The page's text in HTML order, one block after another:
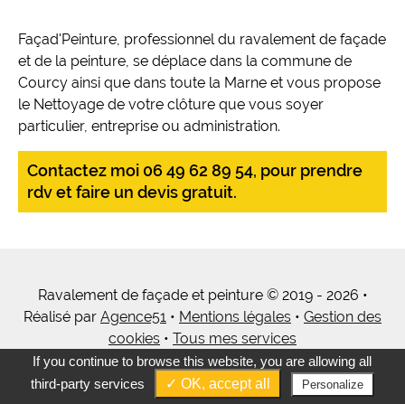
Façad'Peinture, professionnel du ravalement de façade
et de la peinture, se déplace dans la commune de
Courcy ainsi que dans toute la Marne et vous propose
le Nettoyage de votre clôture que vous soyer
particulier, entreprise ou administration.
Contactez moi 06 49 62 89 54, pour prendre
rdv et faire un devis gratuit.
Ravalement de façade et peinture © 2019 - 2026 •
Réalisé par Agence51 • Mentions légales • Gestion des
cookies • Tous mes services
If you continue to browse this website, you are allowing all
third-party services
✓ OK, accept all Personalize